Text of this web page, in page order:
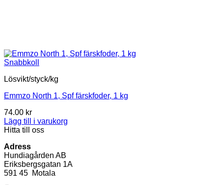
Snabbkoll
Lösvikt/styck/kg
Emmzo North 1, Spf färskfoder, 1 kg
74.00 kr
Lägg till i varukorg
Hitta till oss
Adress
Hundiagården AB
Eriksbergsgatan 1A
591 45 Motala